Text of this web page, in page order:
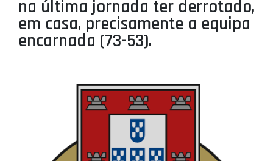
PROJETOS
LIGA BETCLIC MASCULINA
LIGA BETCLIC FEMININA
na última jornada ter derrotado,
em casa, precisamente a equipa
encarnada (73-53).